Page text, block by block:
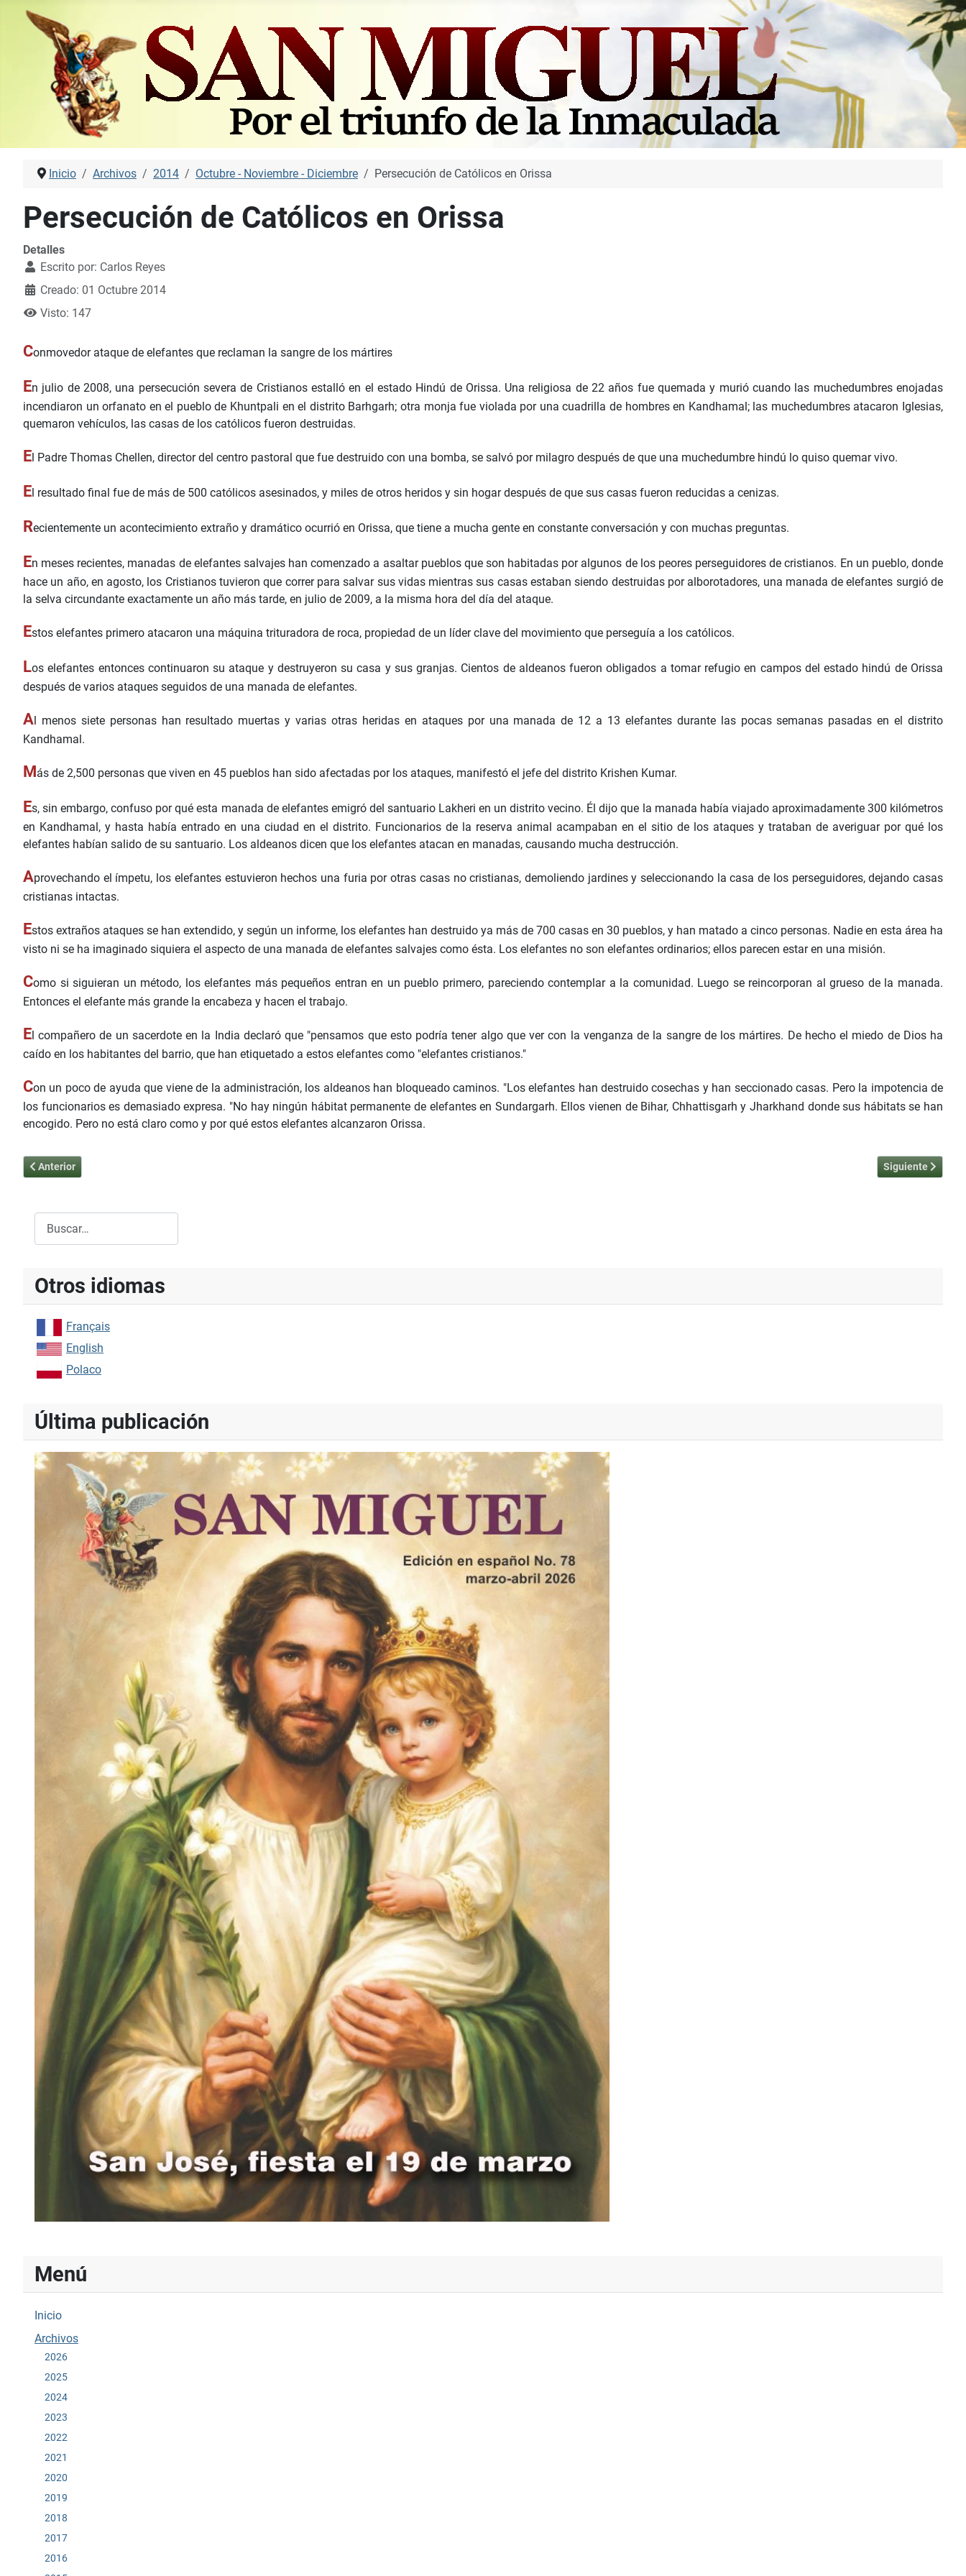
Inicio Archivos 2014 Octubre - Noviembre - Diciembre Persecución de Católicos en Orissa
Persecución de Católicos en Orissa
Detalles
Escrito por: Carlos Reyes
Creado: 01 Octubre 2014
Visto: 147
Conmovedor ataque de elefantes que reclaman la sangre de los mártires
En julio de 2008, una persecución severa de Cristianos estalló en el estado Hindú de Orissa. Una religiosa de 22 años fue quemada y murió cuando las muchedumbres enojadas
incendiaron un orfanato en el pueblo de Khuntpali en el distrito Barhgarh; otra monja fue violada por una cuadrilla de hombres en Kandhamal; las muchedumbres atacaron Iglesias,
quemaron vehículos, las casas de los católicos fueron destruidas.
El Padre Thomas Chellen, director del centro pastoral que fue destruido con una bomba, se salvó por milagro después de que una muchedumbre hindú lo quiso quemar vivo.
El resultado final fue de más de 500 católicos asesinados, y miles de otros heridos y sin hogar después de que sus casas fueron reducidas a cenizas.
Recientemente un acontecimiento extraño y dramático ocurrió en Orissa, que tiene a mucha gente en constante conversación y con muchas preguntas.
En meses recientes, manadas de elefantes salvajes han comenzado a asaltar pueblos que son habitadas por algunos de los peores perseguidores de cristianos. En un pueblo, donde
hace un año, en agosto, los Cristianos tuvieron que correr para salvar sus vidas mientras sus casas estaban siendo destruidas por alborotadores, una manada de elefantes surgió de
la selva circundante exactamente un año más tarde, en julio de 2009, a la misma hora del día del ataque.
Estos elefantes primero atacaron una máquina trituradora de roca, propiedad de un líder clave del movimiento que perseguía a los católicos.
Los elefantes entonces continuaron su ataque y destruyeron su casa y sus granjas. Cientos de aldeanos fueron obligados a tomar refugio en campos del estado hindú de Orissa
después de varios ataques seguidos de una manada de elefantes.
Al menos siete personas han resultado muertas y varias otras heridas en ataques por una manada de 12 a 13 elefantes durante las pocas semanas pasadas en el distrito
Kandhamal.
Más de 2,500 personas que viven en 45 pueblos han sido afectadas por los ataques, manifestó el jefe del distrito Krishen Kumar.
Es, sin embargo, confuso por qué esta manada de elefantes emigró del santuario Lakheri en un distrito vecino. Él dijo que la manada había viajado aproximadamente 300 kilómetros
en Kandhamal, y hasta había entrado en una ciudad en el distrito. Funcionarios de la reserva animal acampaban en el sitio de los ataques y trataban de averiguar por qué los
elefantes habían salido de su santuario. Los aldeanos dicen que los elefantes atacan en manadas, causando mucha destrucción.
Aprovechando el ímpetu, los elefantes estuvieron hechos una furia por otras casas no cristianas, demoliendo jardines y seleccionando la casa de los perseguidores, dejando casas
cristianas intactas.
Estos extraños ataques se han extendido, y según un informe, los elefantes han destruido ya más de 700 casas en 30 pueblos, y han matado a cinco personas. Nadie en esta área ha
visto ni se ha imaginado siquiera el aspecto de una manada de elefantes salvajes como ésta. Los elefantes no son elefantes ordinarios; ellos parecen estar en una misión.
Como si siguieran un método, los elefantes más pequeños entran en un pueblo primero, pareciendo contemplar a la comunidad. Luego se reincorporan al grueso de la manada.
Entonces el elefante más grande la encabeza y hacen el trabajo.
El compañero de un sacerdote en la India declaró que "pensamos que esto podría tener algo que ver con la venganza de la sangre de los mártires. De hecho el miedo de Dios ha
caído en los habitantes del barrio, que han etiquetado a estos elefantes como "elefantes cristianos."
Con un poco de ayuda que viene de la administración, los aldeanos han bloqueado caminos. "Los elefantes han destruido cosechas y han seccionado casas. Pero la impotencia de
los funcionarios es demasiado expresa. "No hay ningún hábitat permanente de elefantes en Sundargarh. Ellos vienen de Bihar, Chhattisgarh y Jharkhand donde sus hábitats se han
encogido. Pero no está claro como y por qué estos elefantes alcanzaron Orissa.
Artículo anterior: María - Destructora de todas las herejías auxilia a tus hijos
Anterior Artículo
Siguiente
Otros idiomas
Français
English
Polaco
Última publicación
Menú
Inicio
Archivos
2026
2025
2024
2023
2022
2021
2020
2019
2018
2017
2016